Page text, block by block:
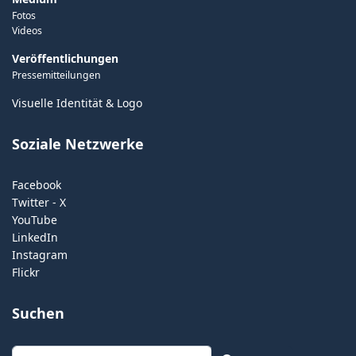
Fotos
Videos
Veröffentlichungen
Pressemitteilungen
Visuelle Identität & Logo
Soziale Netzwerke
Facebook
Twitter - X
YouTube
LinkedIn
Instagram
Flickr
Suchen